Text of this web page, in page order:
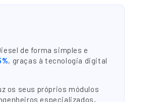
de forma simples e
, graças à tecnologia digital
os seus próprios módulos
especializados,